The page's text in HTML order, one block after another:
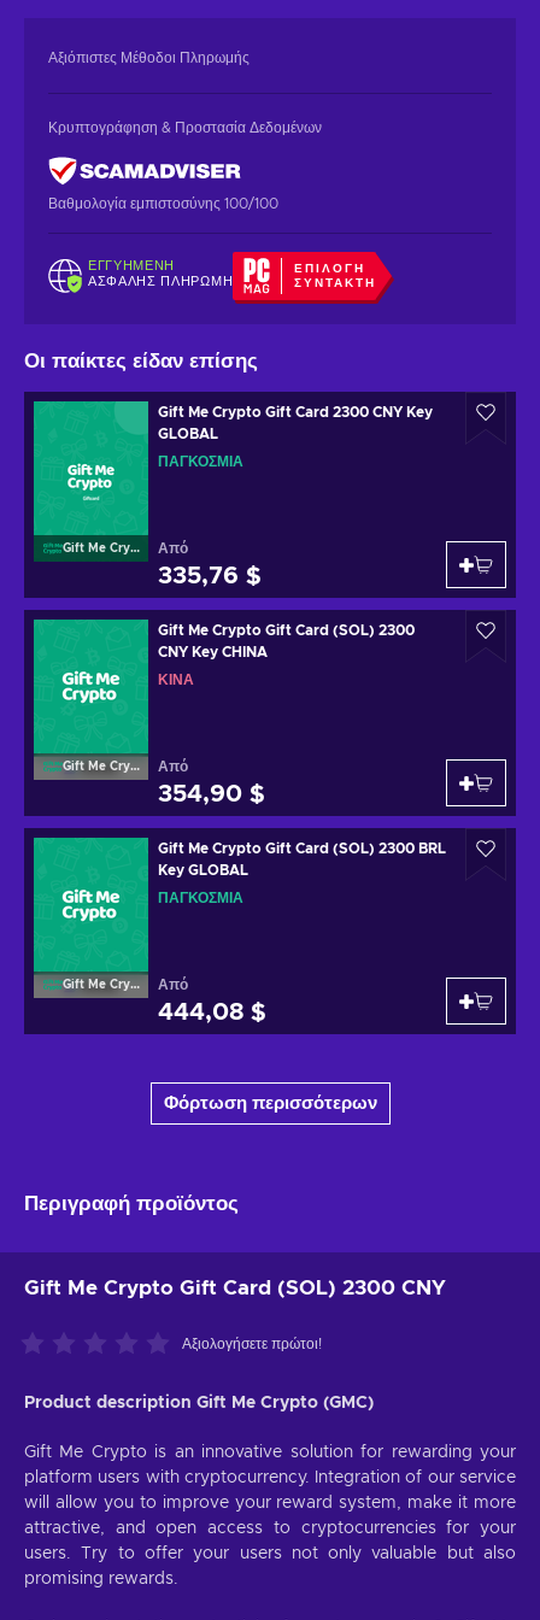
Αξιόπιστες Μέθοδοι Πληρωμής
Κρυπτογράφηση & Προστασία Δεδομένων
Βαθμολογία εμπιστοσύνης 100/100
ΕΓΓΥΗΜΈΝΗ
ΑΣΦΑΛΉΣ ΠΛΗΡΩΜΉ
ΕΠΙΛΟΓΉ
ΣΥΝΤΆΚΤΗ
Οι παίκτες είδαν επίσης
Gift Me Crypto
Gift Me Crypto Gift Card 2300 CNY Key
GLOBAL
ΠΑΓΚΌΣΜΙΑ
Από
335,76 $
Gift Me Crypto
Gift Me Crypto Gift Card (SOL) 2300
CNY Key CHINA
ΚΊΝΑ
Από
354,90 $
Gift Me Crypto
Gift Me Crypto Gift Card (SOL) 2300 BRL
Key GLOBAL
ΠΑΓΚΌΣΜΙΑ
Από
444,08 $
Φόρτωση περισσότερων
Περιγραφή προϊόντος
Gift Me Crypto Gift Card (SOL) 2300 CNY
Αξιολογήσετε πρώτοι!
Product description Gift Me Crypto (GMC)
Gift Me Crypto is an innovative solution for rewarding your
platform users with cryptocurrency. Integration of our service
will allow you to improve your reward system, make it more
attractive, and open access to cryptocurrencies for your
users. Try to offer your users not only valuable but also
promising rewards.